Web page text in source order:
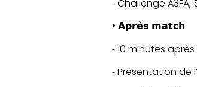
⁃ Challenge
• 𝗔𝗽𝗿𝗲̀𝘀 𝗺𝗮𝘁𝗰𝗵
⁃ 10 minutes
⁃ Présentation de